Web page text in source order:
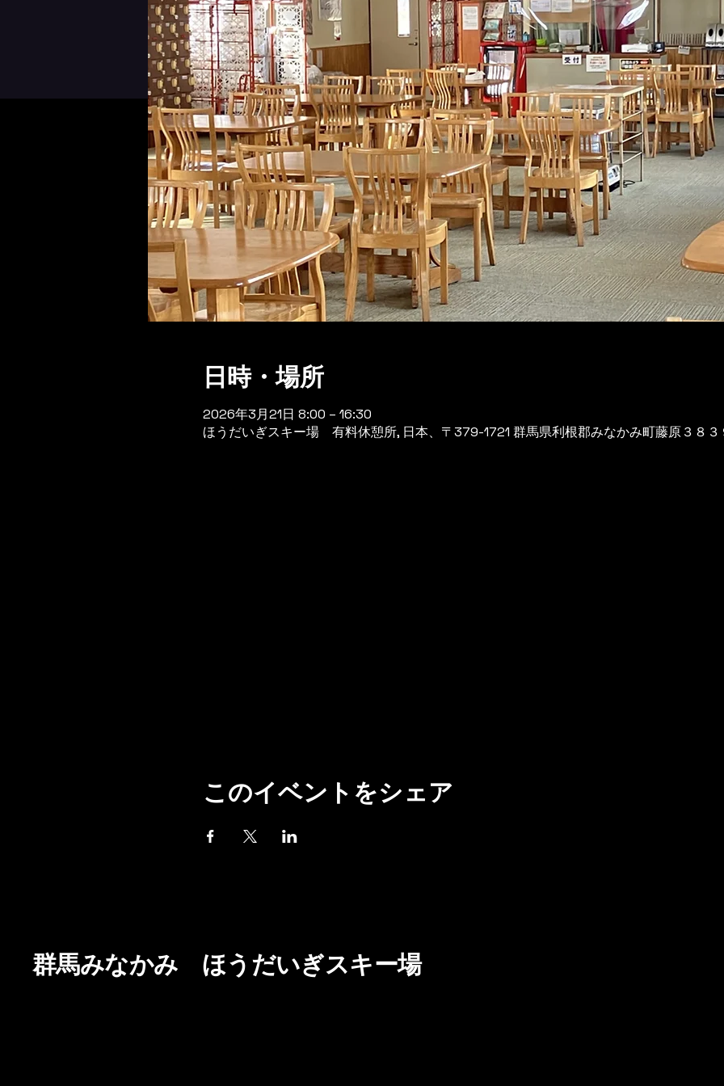
日時・場所
2026年3月21日 8:00 – 16:30
ほうだいぎスキー場 有料休憩所, 日本、〒379-1721 群馬県利根郡みなかみ町藤原３８３
このイベントをシェア
群馬みなかみ ほうだいぎスキー場